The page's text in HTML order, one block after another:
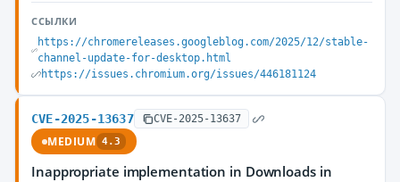
ССЫЛКИ
https://chromereleases.googleblog.com/2025/12/stable-
channel-update-for-desktop.html
https://issues.chromium.org/issues/446181124
CVE-2025-13637 CVE-2025-13637
MEDIUM 4.3
Inappropriate implementation in Downloads in